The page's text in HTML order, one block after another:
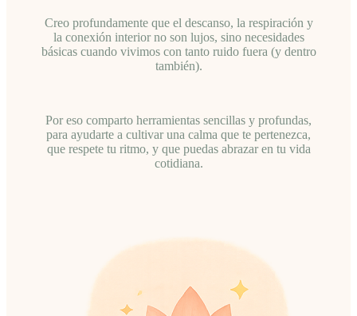
Creo profundamente que el descanso, la respiración y
la conexión interior no son lujos, sino necesidades
básicas cuando vivimos con tanto ruido fuera (y dentro
también).
Por eso comparto herramientas sencillas y profundas,
para ayudarte a cultivar una calma que te pertenezca,
que respete tu ritmo, y que puedas abrazar en tu vida
cotidiana.